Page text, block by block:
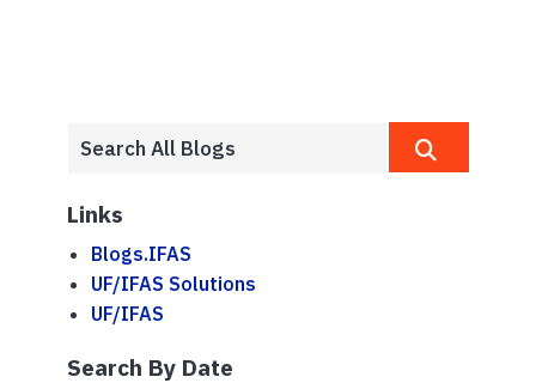
Links
Blogs.IFAS
UF/IFAS Solutions
UF/IFAS
Search By Date